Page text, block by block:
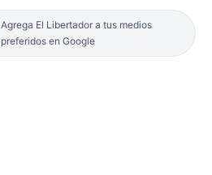
Agrega El Libertador a tus medios
preferidos en Google